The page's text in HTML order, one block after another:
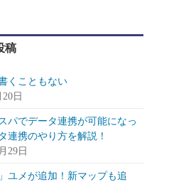
稿
くこともない
20日
パでデータ連携が可能になっ
連携のやり方を解説！
29日
ユメが追加！新マップも追